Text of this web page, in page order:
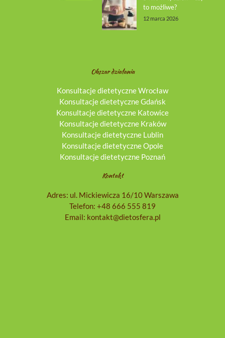
to możliwe?
12 marca 2026
Obszar działania
Konsultacje dietetyczne Wrocław
Konsultacje dietetyczne Gdańsk
Konsultacje dietetyczne Katowice
Konsultacje dietetyczne Kraków
Konsultacje dietetyczne Lublin
Konsultacje dietetyczne Opole
Konsultacje dietetyczne Poznań
Kontakt
Adres: ul. Mickiewicza 16/10 Warszawa
Telefon: +48 666 555 819
Email: kontakt@dietosfera.pl